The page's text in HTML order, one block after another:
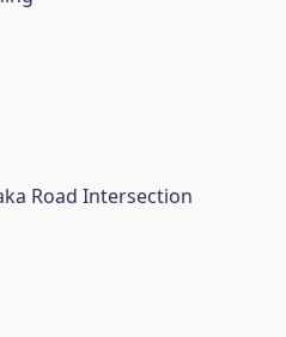
Road Intersection